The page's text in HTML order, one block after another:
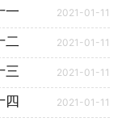
2021-01-11
一
2021-01-11
二
2021-01-11
三
2021-01-11
四